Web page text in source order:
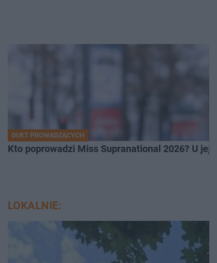
DUET PROWADZĄCYCH
Kto poprowadzi Miss Supranational 2026? U jej
LOKALNIE: